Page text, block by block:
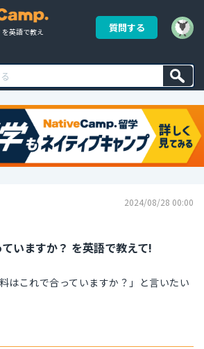
英語で教え
質問する
2024/08/28 00:00
いますか？ を英語で教えて!
はこれで合っていますか？」と言いたい